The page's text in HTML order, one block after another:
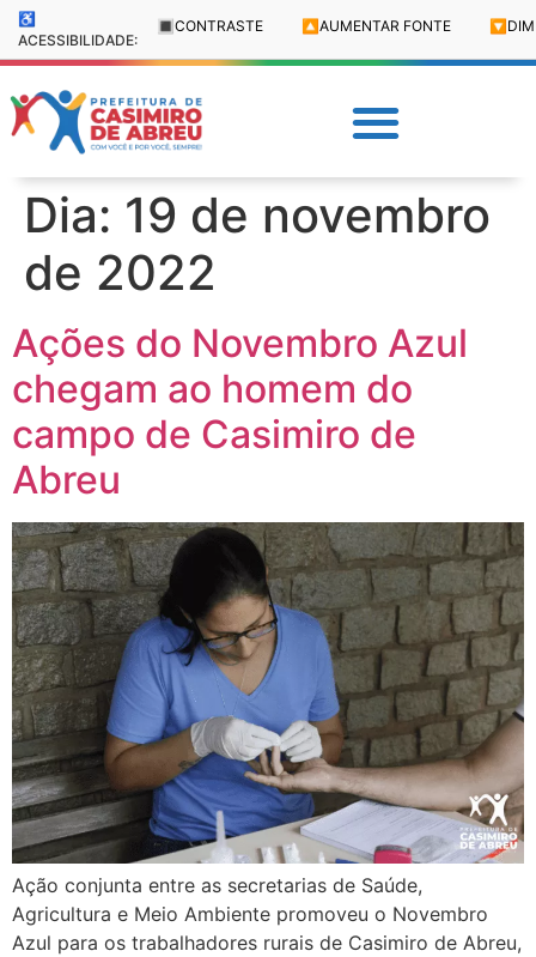
♿
ACESSIBILIDADE:
🔳 CONTRASTE 🔼 AUMENTAR FONTE 🔽
Dia: 19 de novembro
de 2022
Ações do Novembro Azul
chegam ao homem do
campo de Casimiro de
Abreu
Ação conjunta entre as secretarias de Saúde,
Agricultura e Meio Ambiente promoveu o Novembro
Azul para os trabalhadores rurais de Casimiro de Abreu,